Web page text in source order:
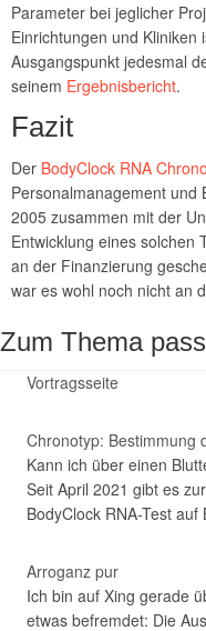
Parameter bei jeglicher
Einrichtungen und Kliniken
Ausgangspunkt jedesmal
seinem Ergebnisbericht.
Fazit
Der BodyClock RNA
Personalmanagement und
2005 zusammen mit der
Entwicklung eines solchen
an der Finanzierung
war es wohl noch nicht an
Zum Thema
Vortragsseite
Chronotyp: Bestimmung
Kann ich über einen
Seit April 2021 gibt es
BodyClock RNA-Test
Arroganz pur
Ich bin auf Xing gerade
etwas befremdet: Die